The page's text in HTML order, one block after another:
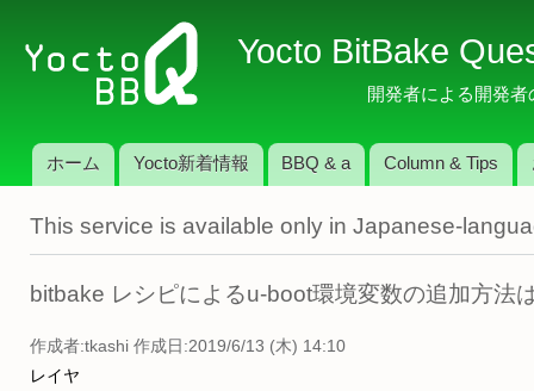
イ
コ
テ
ツ
に
移
Yocto BitBake
開発者による開発
メインメニュー
ホーム Yocto新着情報 BBQ & a Column & Tips
This service is available only in Japanese-
bitbake レシピによるu-boot環境変数の追加方法
作成者:tkashi 作成日:2019/6/13 (木) 14:10
レイヤ